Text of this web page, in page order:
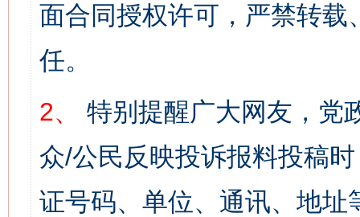
面合同授权许可，严禁转
任。
2、
特别提醒广大网友，党
众/公民反映投诉报料投稿
证号码、单位、通讯、地